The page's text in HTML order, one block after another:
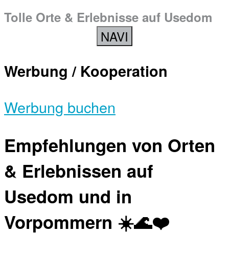
Tolle Orte & Erlebnisse auf Usedom
NAVI
Werbung / Kooperation
Werbung buchen
Empfehlungen von Orten
& Erlebnissen auf
Usedom und in
Vorpommern ☀️🌊❤️